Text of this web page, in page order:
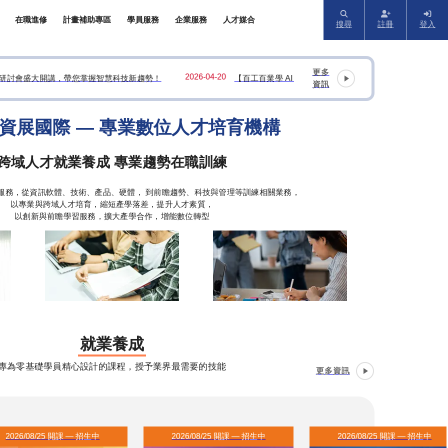
在職進修 計畫補助專區 學員服務 企業服務 人才媒合
搜尋 註冊 登入
開講，帶您掌握智慧科技新趨勢！ 2026-04-20 【百工百業學 AI，用 AI 創造無限可能】AI 應用線上研討會重磅登
更多
資訊
展國際 — 專業數位人才培育機構
域人才就業養成 專業趨勢在職訓練
務，從資訊軟體、技術、產品、硬體， 到前瞻趨勢、科技與管理等訓練相關業務，
以專業與跨域人才培育，縮短產學落差，提升人才素質，
以創新與前瞻學習服務，擴大產學合作，增能數位轉型
就業養成
為零基礎學員精心設計的課程，授予業界最需要的技能 更多資訊
2026/08/25 開課 — 招生中 2026/08/25 開課 — 招生中 2026/08/25 開課 — 招生中